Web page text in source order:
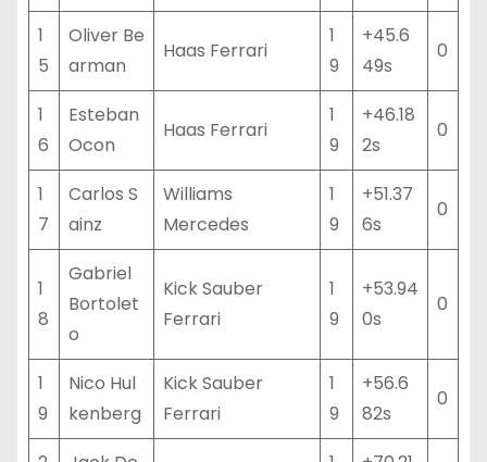
1
5
Oliver Be
arman
Haas Ferrari
1
9
+45.6
49s
0
1
6
Esteban
Ocon
Haas Ferrari
1
9
+46.18
2s
0
1
7
Carlos S
ainz
Williams
Mercedes
1
9
+51.37
6s
0
1
8
Gabriel
Bortolet
o
Kick Sauber
Ferrari
1
9
+53.94
0s
0
1
9
Nico Hul
kenberg
Kick Sauber
Ferrari
1
9
+56.6
82s
0